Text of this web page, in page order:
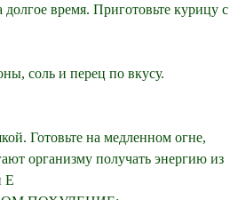
время. Приготовьте курицу с
соль и перец по вкусу.
Готовьте на медленном огне,
организму получать энергию из
Е